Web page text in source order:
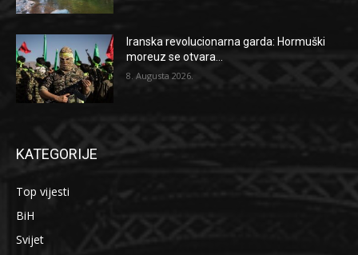
Iranska revolucionarna garda: Hormuški
moreuz se otvara...
8. Augusta 2026.
KATEGORIJE
Top vijesti
BiH
Svijet